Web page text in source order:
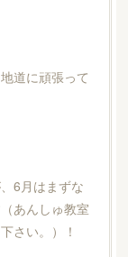
道に頑張って
6月はまずな
あんしゅ教室
さい。）！